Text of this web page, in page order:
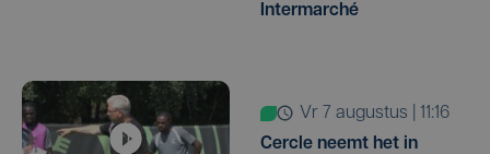
Intermarché
vr 7 augustus | 11:16
Cercle neemt het in